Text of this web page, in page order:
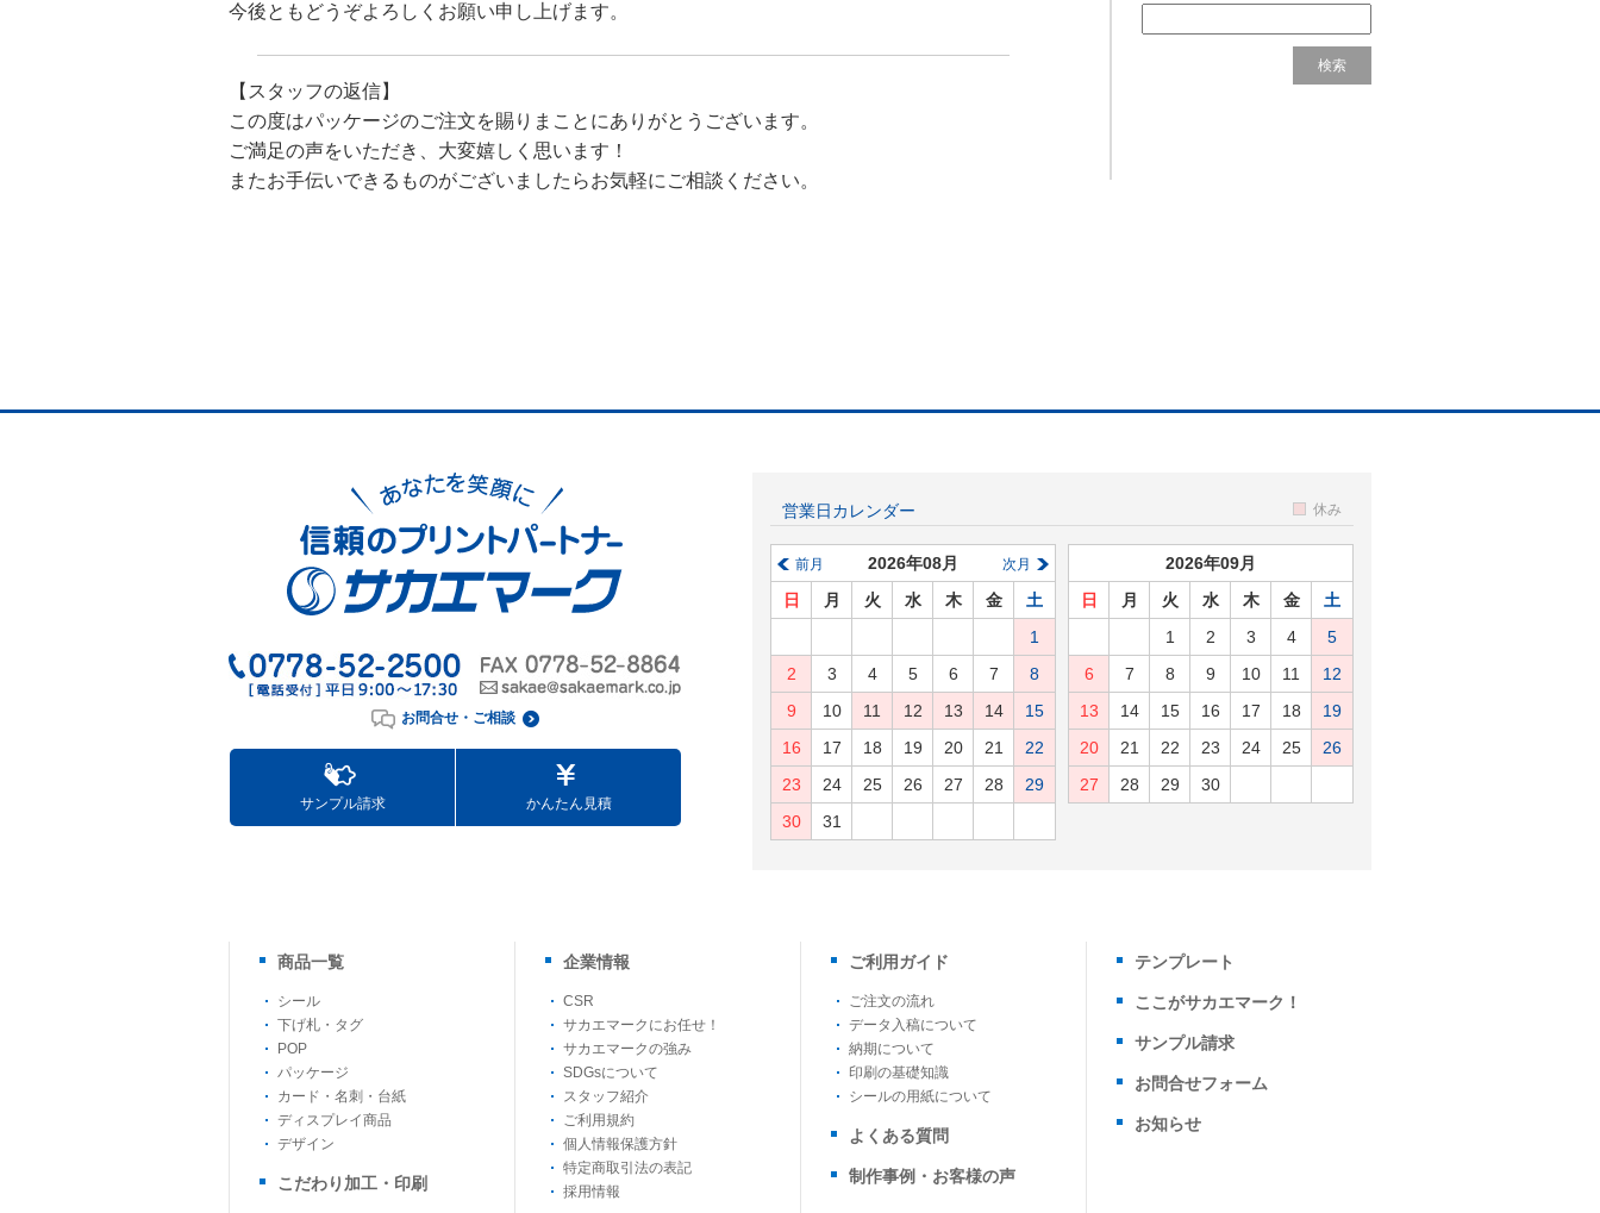
今後ともどうぞよろしくお願い申し上げます。
【スタッフの返信】
この度はパッケージのご注文を賜りまことにありがとうございます。
ご満足の声をいただき、大変嬉しく思います！
またお手伝いできるものがございましたらお気軽にご相談ください。
お問合せ・ご相談
サンプル請求 かんたん見積
営業日カレンダー 休み
2026年08月
前月 次月
日 月 火 水 木 金
土
1
2
3 4 5 6 7
8
9
10 11 12 13 14
15
16
17 18 19 20 21
22
23
24 25 26 27 28
29
30
31
2026年09月
日
月 火 水 木 金
土
1
2 3 4
5
6
7 8 9 10 11
12
13
14 15 16 17 18
19
20
21 22 23 24 25
26
27
28 29 30
商品一覧
シール
下げ札・タグ
POP
パッケージ
カード・名刺・台紙
ディスプレイ商品
デザイン
こだわり加工・印刷
企業情報
CSR
サカエマークにお任せ！
サカエマークの強み
SDGsについて
スタッフ紹介
ご利用規約
個人情報保護方針
特定商取引法の表記
採用情報
ご利用ガイド
ご注文の流れ
データ入稿について
納期について
印刷の基礎知識
シールの用紙について
よくある質問
制作事例・お客様の声
テンプレート
ここがサカエマーク！
サンプル請求
お問合せフォーム
お知らせ